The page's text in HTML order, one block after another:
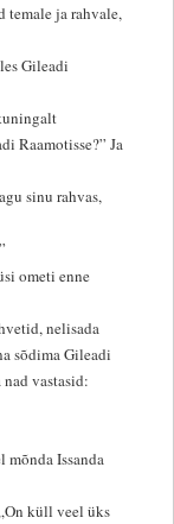
temale ja rahvale,
Gileadi
Raamotisse?” Ja
sinu rahvas,
ometi enne
nelisada
sõdima Gileadi
vastasid:
mõnda Issanda
küll veel üks